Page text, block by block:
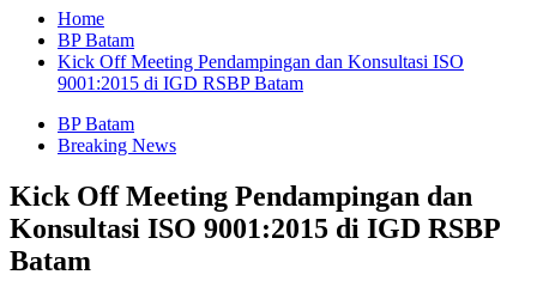
Home
BP Batam
Kick Off Meeting Pendampingan dan Konsultasi ISO
9001:2015 di IGD RSBP Batam
BP Batam
Breaking News
Kick Off Meeting Pendampingan dan
Konsultasi ISO 9001:2015 di IGD RSBP
Batam